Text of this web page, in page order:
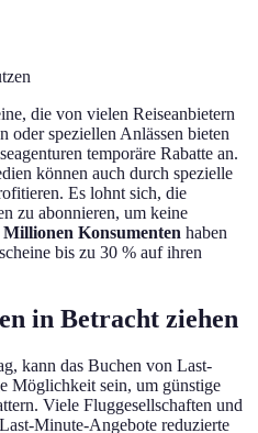
die von vielen Reiseanbietern
oder speziellen Anlässen bieten
temporäre Rabatte an.
können auch durch spezielle
Es lohnt sich, die
zu abonnieren, um keine
Millionen Konsumenten haben
bis zu 30 % auf ihren
in Betracht ziehen
kann das Buchen von Last-
Möglichkeit sein, um günstige
Viele Fluggesellschaften und
Minute-Angebote reduzierte